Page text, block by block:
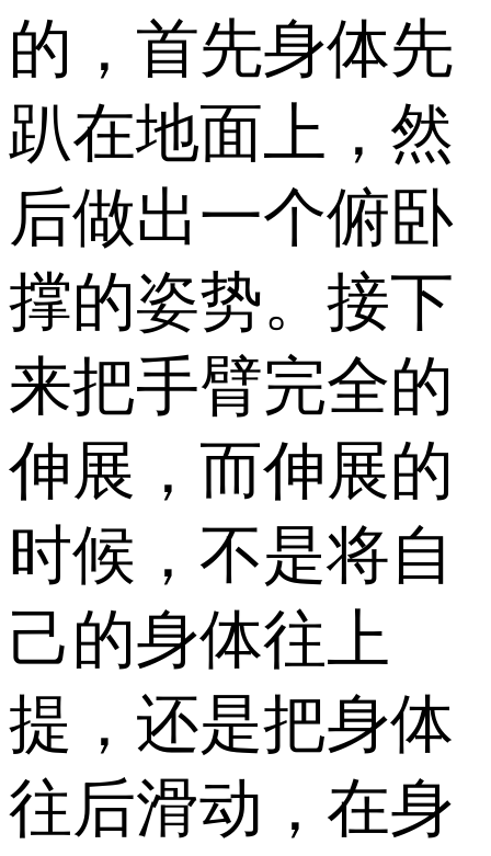
的，首先身体先
趴在地面上，然
后做出一个俯卧
撑的姿势。接下
来把手臂完全的
伸展，而伸展的
时候，不是将自
己的身体往上
提，还是把身体
往后滑动，在身